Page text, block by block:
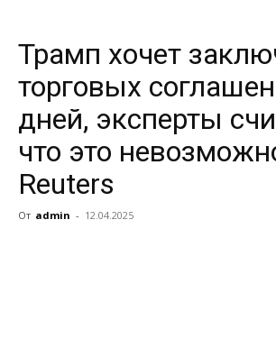
Трамп хочет
торговых
дней, эксперты
что это
Reuters
От admin - 12.04.2025